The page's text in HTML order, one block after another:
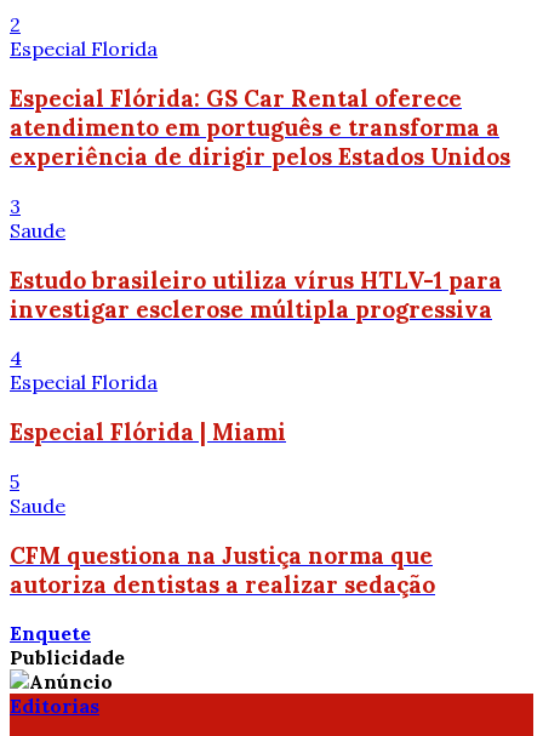
2
Especial Florida
Especial Flórida: GS Car Rental oferece
atendimento em português e transforma a
experiência de dirigir pelos Estados Unidos
3
Saude
Estudo brasileiro utiliza vírus HTLV-1 para
investigar esclerose múltipla progressiva
4
Especial Florida
Especial Flórida | Miami
5
Saude
CFM questiona na Justiça norma que
autoriza dentistas a realizar sedação
Enquete
Publicidade
Editorias